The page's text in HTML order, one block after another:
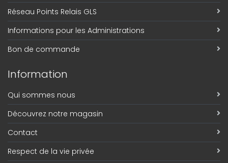
Réseau Points Relais GLS
Informations pour les Administrations
Bon de commande
Information
Qui sommes nous
Découvrez notre magasin
Contact
Respect de la vie privée